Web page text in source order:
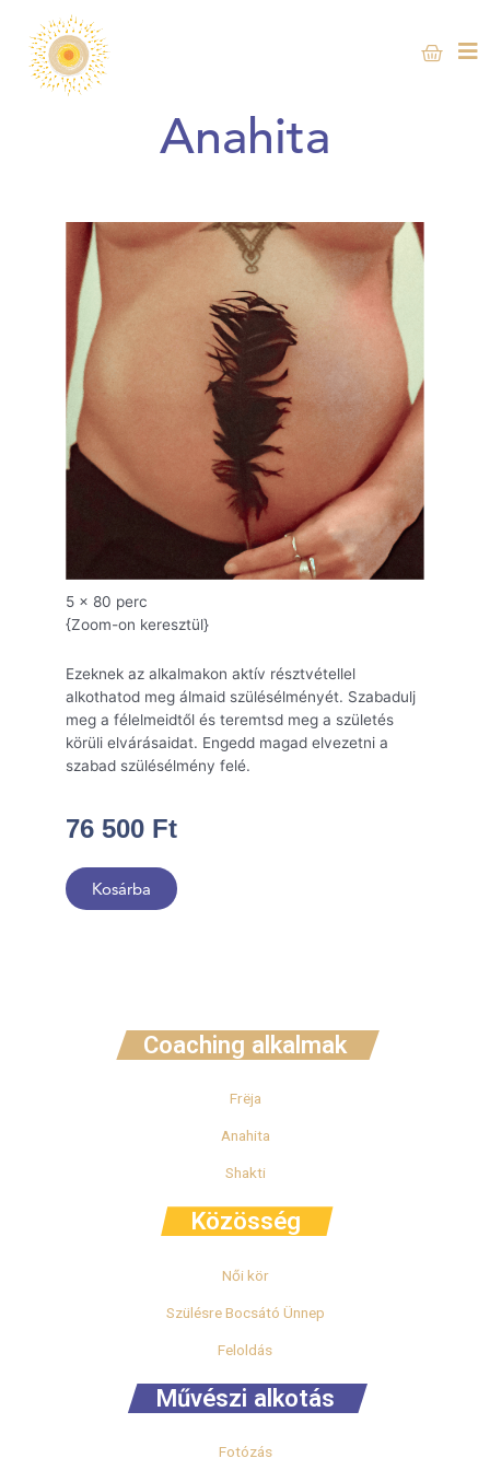
Anahita
Coaching alkalmak
Frëja
Anahita
Shakti
Közösség
Női kör
Szülésre Bocsátó Ünnep
Feloldás
Művészi alkotás
Fotózás
5 x 80 perc
{Zoom-on keresztül}
Ezeknek az alkalmakon aktív résztvétellel
alkothatod meg álmaid szülésélményét. Szabadulj
meg a félelmeidtől és teremtsd meg a születés
körüli elvárásaidat. Engedd magad elvezetni a
szabad szülésélmény felé.
76 500 Ft
Kosárba